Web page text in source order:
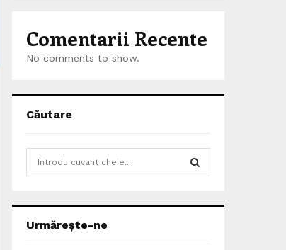
Comentarii Recente
No comments to show.
Căutare
h
Urmărește-ne